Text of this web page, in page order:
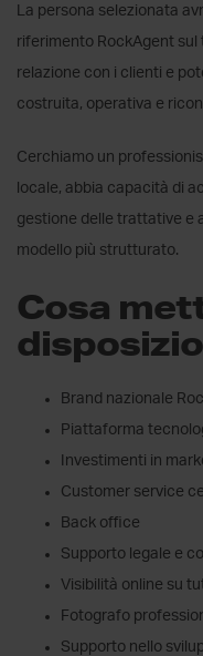
La persona selezionata
riferimento RockAgent
relazione con i clienti e
costruita, operativa e
Cerchiamo un
locale, abbia capacità di
gestione delle trattative e
modello più strutturato.
Cosa
Brand nazionale
Piattaforma
Investimenti in
Customer service
Back office
Supporto legale e
Visibilità online su
Fotografo
Supporto nello